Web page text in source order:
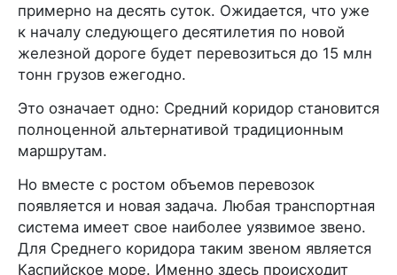
примерно на десять суток. Ожидается, что уже
к началу следующего десятилетия по новой
железной дороге будет перевозиться до 15 млн
тонн грузов ежегодно.
Это означает одно: Средний коридор становится
полноценной альтернативой традиционным
маршрутам.
Но вместе с ростом объемов перевозок
появляется и новая задача. Любая транспортная
система имеет свое наиболее уязвимое звено.
Для Среднего коридора таким звеном является
Каспийское море. Именно здесь происходит